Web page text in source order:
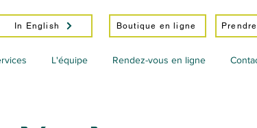
In English Boutique en ligne
L'équipe Rendez-vous en ligne